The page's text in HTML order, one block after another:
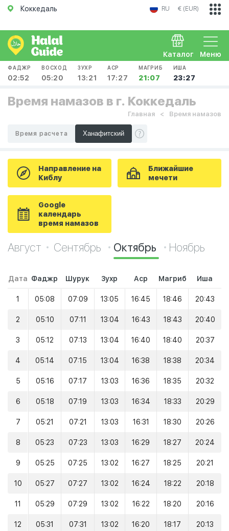
Коккедаль RU € (EUR)
Меню
Каталог
ФАДЖР
02:52
ВОСХОД
05:20
ЗУХР
13:21
АСР
17:27
МАГРИБ
21:07
ИША
23:27
Время намазов в г. Коккедаль
Главная Время намазов
Время расчета
Направление на
Киблу
Ближайшие
мечети
Google
календарь
время намазов
Август Сентябрь Октябрь Ноябрь
Дата Фаджр Шурук Зухр Аср Магриб Иша
1 05:08 07:09 13:05 16:45 18:46 20:43
2 05:10 07:11 13:04 16:43 18:43 20:40
3 05:12 07:13 13:04 16:40 18:40 20:37
4 05:14 07:15 13:04 16:38 18:38 20:34
5 05:16 07:17 13:03 16:36 18:35 20:32
6 05:18 07:19 13:03 16:34 18:33 20:29
7 05:21 07:21 13:03 16:31 18:30 20:26
8 05:23 07:23 13:03 16:29 18:27 20:24
9 05:25 07:25 13:02 16:27 18:25 20:21
10 05:27 07:27 13:02 16:24 18:22 20:18
11 05:29 07:29 13:02 16:22 18:20 20:16
12 05:31 07:31 13:02 16:20 18:17 20:13